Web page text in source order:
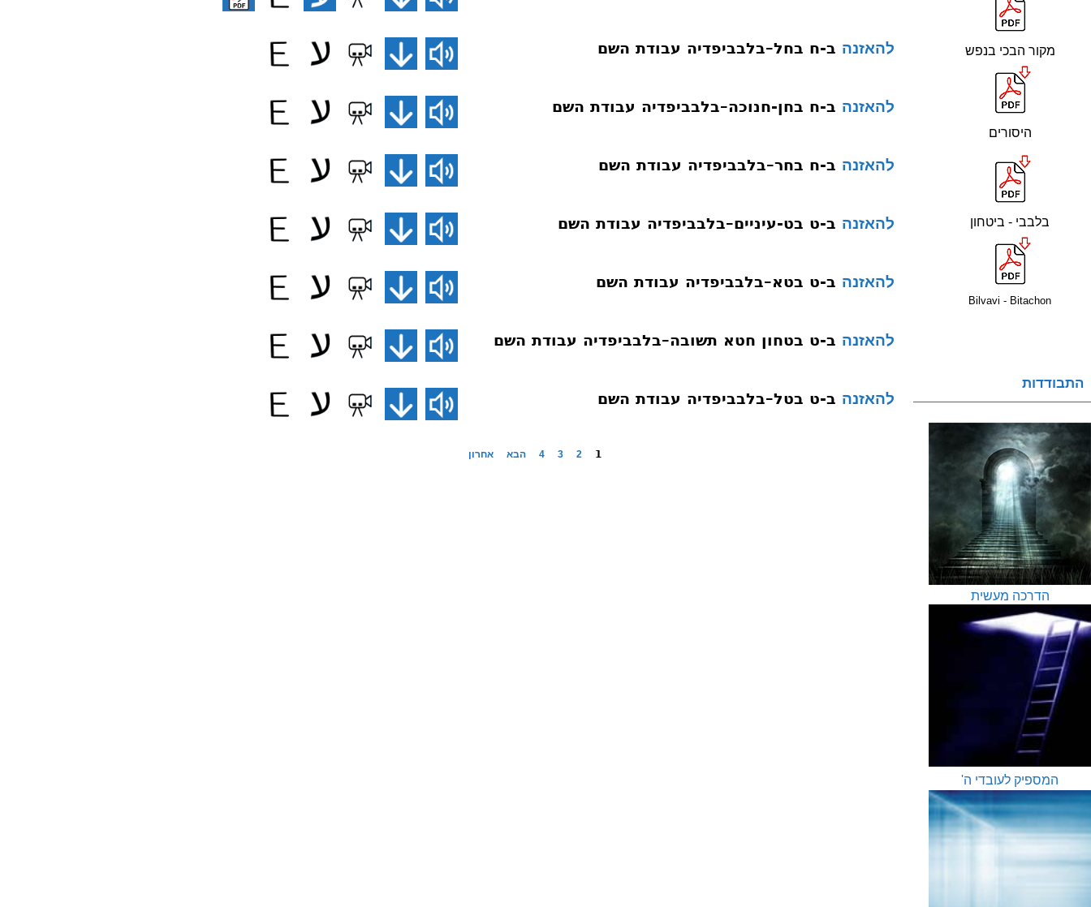
להאזנה ב-ח בחל–בלבביפדיה עבודת השם
להאזנה ב-ח בחן-חנוכה–בלבביפדיה עבודת השם
להאזנה ב-ח בחר–בלבביפדיה עבודת השם
להאזנה ב-ט בט-עיניים–בלבביפדיה עבודת השם
להאזנה ב-ט בטא–בלבביפדיה עבודת השם
להאזנה ב-ט בטחון חטא תשובה–בלבביפדיה עבודת השם
להאזנה ב-ט בטל–בלבביפדיה עבודת השם
1
2
3
4 הבא אחרון
מקור הבכי בנפש
היסורים
בלבבי - ביטחון
Bilvavi - Bitachon
התבודדות
הדרכה מעשית
המספיק לעובדי ה'